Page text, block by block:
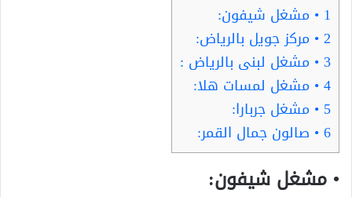
1 • مشغل شيفون:
2• مركز جويل بالرياض:
3• مشغل لبنى بالرياض :
4• مشغل لمسات هلا:
5 • مشغل جربارا:
6• صالون جمال القمر:
• مشغل شيفون: